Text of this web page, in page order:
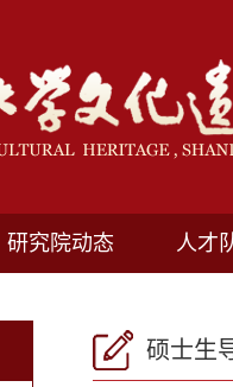
研究院动态 人才
硕士生